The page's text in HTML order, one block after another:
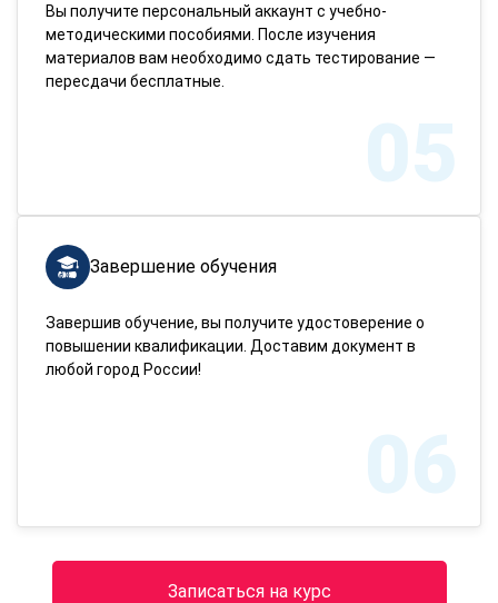
Вы получите персональный аккаунт с учебно-
методическими пособиями. После изучения
материалов вам необходимо сдать тестирование —
пересдачи бесплатные.
05
Завершение обучения
Завершив обучение, вы получите удостоверение о
повышении квалификации. Доставим документ в
любой город России!
06
Записаться на курс